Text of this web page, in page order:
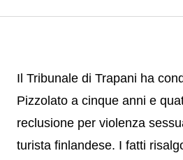
Il Tribunale di Trapani ha
Pizzolato a cinque anni e
reclusione per violenza
turista finlandese. I fatti